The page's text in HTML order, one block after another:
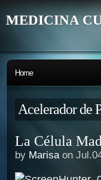
MEDICINA
Home
Acelerador de
La Célula
by Marisaon